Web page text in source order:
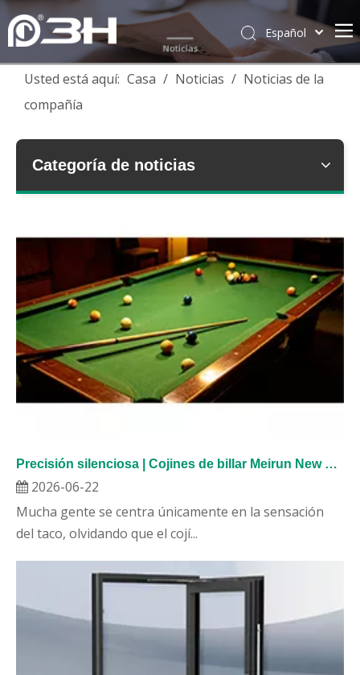
Español
English
简体中文
Deutsch
Tiếng Việt
ไทย
Usted está aquí: Casa / Noticias / Noticias de la
compañía
Categoría de noticias
Precisión silenciosa | Cojines de billar Meirun New Materials: elasticidad uniforme, rebote rápido para una experiencia de juego inmersiva.
2026-06-22
Mucha gente se centra únicamente en la sensación
del taco, olvidando que el cojí...